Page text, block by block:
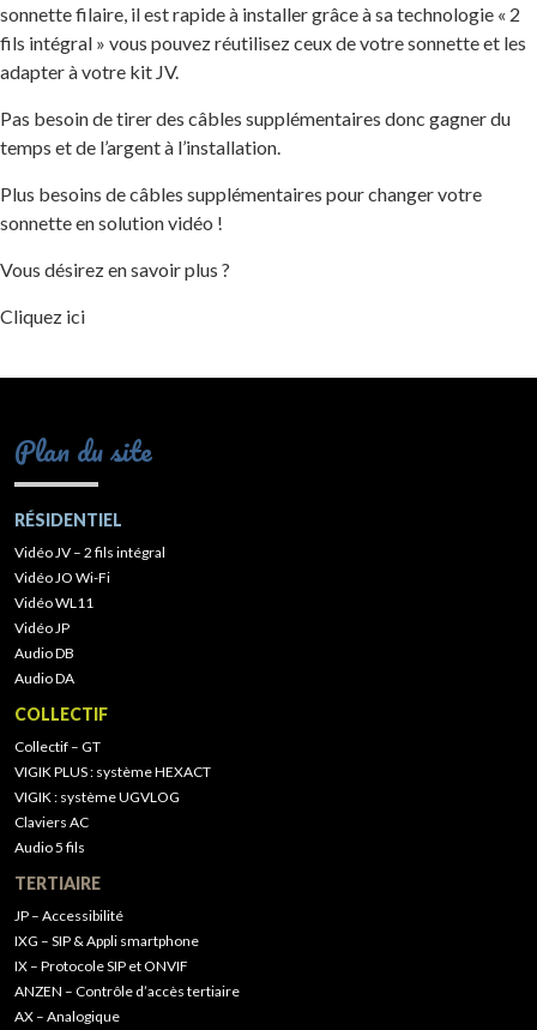
sonnette filaire, il est rapide à installer grâce à sa technologie « 2
fils intégral » vous pouvez réutilisez ceux de votre sonnette et les
adapter à votre kit JV.
Pas besoin de tirer des câbles supplémentaires donc gagner du
temps et de l’argent à l’installation.
Plus besoins de câbles supplémentaires pour changer votre
sonnette en solution vidéo !
Vous désirez en savoir plus ?
Cliquez ici
Plan du site
RÉSIDENTIEL
Vidéo JV – 2 fils intégral
Vidéo JO Wi-Fi
Vidéo WL11
Vidéo JP
Audio DB
Audio DA
COLLECTIF
Collectif – GT
VIGIK PLUS : système HEXACT
VIGIK : système UGVLOG
Claviers AC
Audio 5 fils
TERTIAIRE
JP – Accessibilité
IXG – SIP & Appli smartphone
IX – Protocole SIP et ONVIF
ANZEN – Contrôle d’accès tertiaire
AX – Analogique